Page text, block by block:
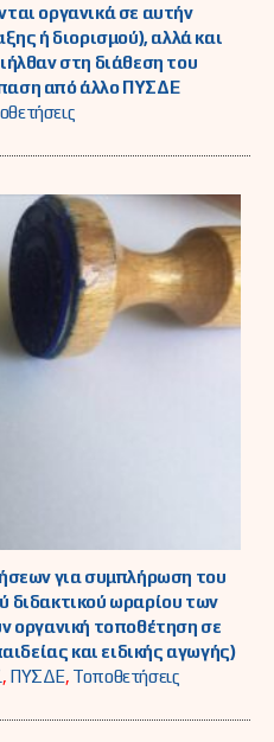
οργανικά σε αυτήν
ή διορισμού), αλλά και
στη διάθεση του
από άλλο ΠΥΣΔΕ
για συμπλήρωση του
διδακτικού ωραρίου των
οργανική τοποθέτηση σε
και ειδικής αγωγής)
, ΠΥΣΔΕ, Τοποθετήσεις